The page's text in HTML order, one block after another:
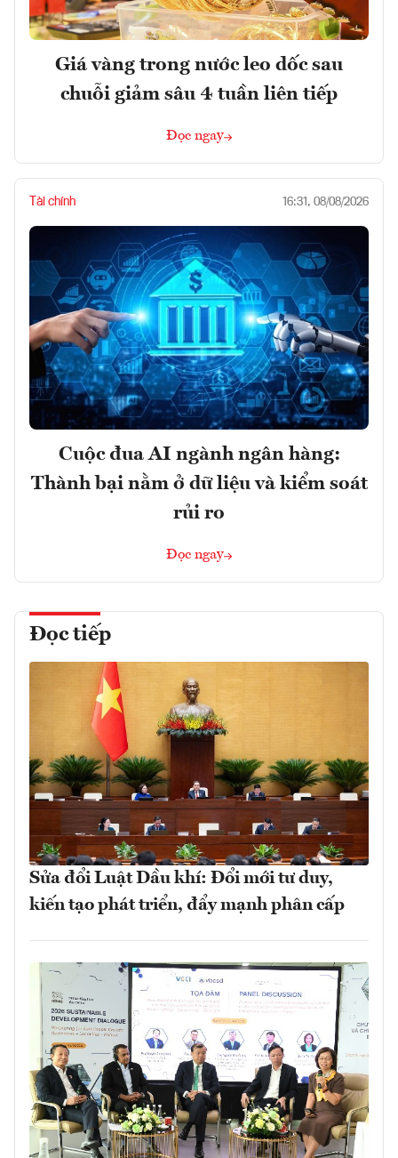
Giá vàng trong nước leo dốc sau
chuỗi giảm sâu 4 tuần liên tiếp
Đọc ngay
Tài chính 16:31, 08/08/2026
Cuộc đua AI ngành ngân hàng:
Thành bại nằm ở dữ liệu và kiểm soát
rủi ro
Đọc ngay
Đọc tiếp
Sửa đổi Luật Dầu khí: Đổi mới tư duy,
kiến tạo phát triển, đẩy mạnh phân cấp